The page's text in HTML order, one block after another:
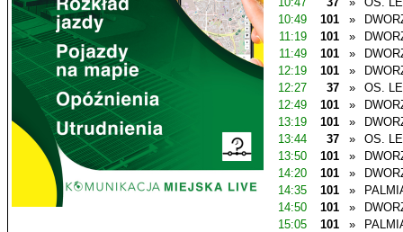
10:49
101 »
11:19
101 »
11:49
101 »
12:19
101 »
12:27
37 »
OS.
12:49
101 »
13:19
101 »
13:44
37 »
OS.
13:50
101 »
14:20
101 »
14:35
101 »
14:50
101 »
15:05
101 »